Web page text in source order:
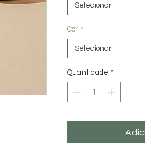
Selecionar
Cor *
Selecionar
Quantidade *